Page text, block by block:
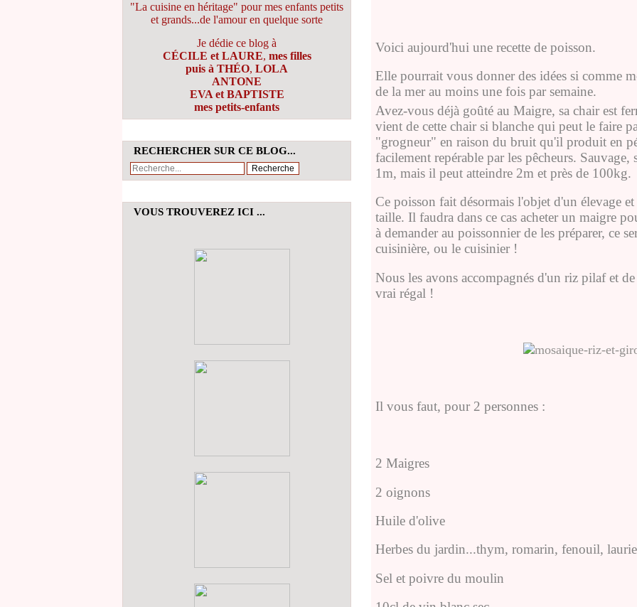
"La cuisine en héritage" pour mes enfants petits
et grands...de l'amour en quelque sorte
Je dédie ce blog à
CÉCILE et LAURE, mes filles
puis à THÉO, LOLA
ANTONE
EVA et BAPTISTE
mes petits-enfants
RECHERCHER SUR CE BLOG...
VOUS TROUVEREZ ICI ...
Voici aujourd'hui une recette de poisson.
Elle pourrait vous donner des idées si comme
de la mer au moins une fois par semaine.
Avez-vous déjà goûté au Maigre, sa chair est
vient de cette chair si blanche qui peut le faire
"grogneur" en raison du bruit qu'il produit en
facilement repérable par les pêcheurs.
1m, mais il peut atteindre 2m et près de 100kg.
Ce poisson fait désormais l'objet d'un élevage
taille. Il faudra dans ce cas acheter un maigre
à demander au poissonnier de les préparer, ce
cuisinière, ou le cuisinier !
Nous les avons accompagnés d'un riz pilaf et
vrai régal !
Il vous faut, pour 2 personnes :
2 Maigres
2 oignons
Huile d'olive
Herbes du jardin...thym, romarin, fenouil,
Sel et poivre du moulin